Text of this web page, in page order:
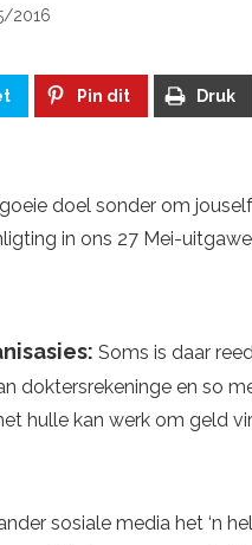
2016
Pin dit Druk
goeie doel sonder om
in ons 27 Mei-
Soms is daar
doktersrekeninge en so
hulle kan werk om geld
sosiale media het ‘n